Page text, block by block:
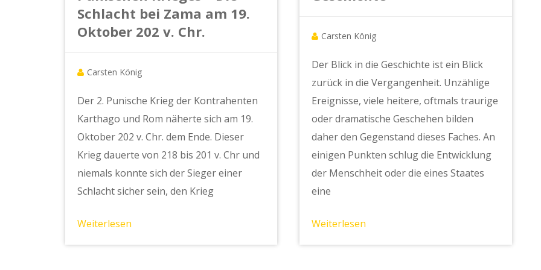
Schlacht bei Zama am 19.
Oktober 202 v. Chr.
Carsten König
Der 2. Punische Krieg der Kontrahenten
Karthago und Rom näherte sich am 19.
Oktober 202 v. Chr. dem Ende. Dieser
Krieg dauerte von 218 bis 201 v. Chr und
niemals konnte sich der Sieger einer
Schlacht sicher sein, den Krieg
Weiterlesen
Carsten König
Der Blick in die Geschichte ist ein Blick
zurück in die Vergangenheit. Unzählige
Ereignisse, viele heitere, oftmals traurige
oder dramatische Geschehen bilden
daher den Gegenstand dieses Faches. An
einigen Punkten schlug die Entwicklung
der Menschheit oder die eines Staates
eine
Weiterlesen